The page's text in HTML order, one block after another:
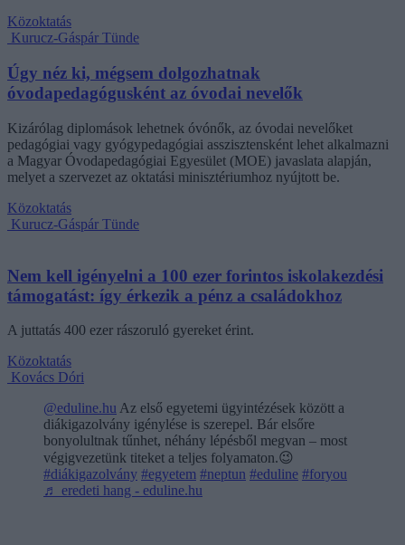
Közoktatás
Kurucz-Gáspár Tünde
Úgy néz ki, mégsem dolgozhatnak
óvodapedagógusként az óvodai nevelők
Kizárólag diplomások lehetnek óvónők, az óvodai nevelőket
pedagógiai vagy gyógypedagógiai asszisztensként lehet alkalmazni
a Magyar Óvodapedagógiai Egyesület (MOE) javaslata alapján,
melyet a szervezet az oktatási minisztériumhoz nyújtott be.
Közoktatás
Kurucz-Gáspár Tünde
Nem kell igényelni a 100 ezer forintos iskolakezdési
támogatást: így érkezik a pénz a családokhoz
A juttatás 400 ezer rászoruló gyereket érint.
Közoktatás
Kovács Dóri
@eduline.hu Az első egyetemi ügyintézések között a
diákigazolvány igénylése is szerepel. Bár elsőre
bonyolultnak tűnhet, néhány lépésből megvan – most
végigvezetünk titeket a teljes folyamaton.😉
#diákigazolvány #egyetem #neptun #eduline #foryou
♬ eredeti hang - eduline.hu